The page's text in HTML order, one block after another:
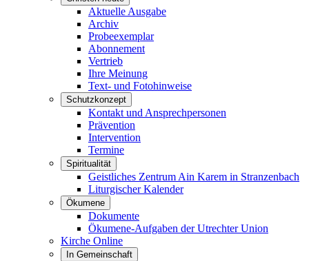
Aktuelle Ausgabe
Archiv
Probeexemplar
Abonnement
Vertrieb
Ihre Meinung
Text- und Fotohinweise
Schutzkonzept
Kontakt und Ansprechpersonen
Prävention
Intervention
Termine
Spiritualität
Geistliches Zentrum Ain Karem in Stranzenbach
Liturgischer Kalender
Ökumene
Dokumente
Ökumene-Aufgaben der Utrechter Union
Kirche Online
In Gemeinschaft